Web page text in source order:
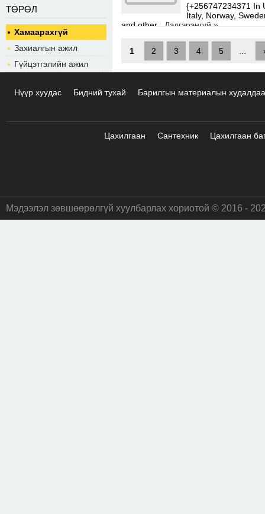
ТӨРӨЛ
Хамаарахгүй
Захиалгын ажил
Гүйцэтгэлийн ажил
{+256747234371 In
Italy, Norway,
and other
Дэлгэрэнгүй »
1 2 3 4 5
Нүүр хуудас Бидний тухай Барилгын материалын
Цахилгаан Сантехник Цахилгаан
Мэдээлэл зөвшөөрөлгүй хуулбарлах хориотой © 2016 -